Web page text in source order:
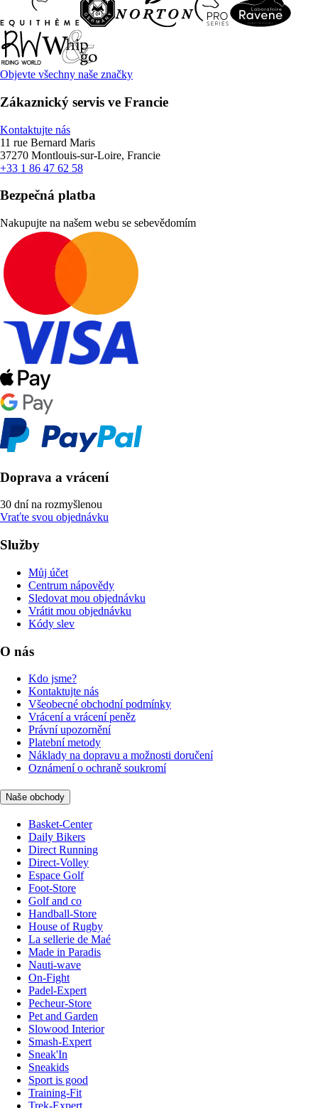
Objevte všechny naše značky
Zákaznický servis ve Francie
Kontaktujte nás
11 rue Bernard Maris
37270 Montlouis-sur-Loire, Francie
+33 1 86 47 62 58
Bezpečná platba
Nakupujte na našem webu se sebevědomím
Doprava a vrácení
30 dní na rozmyšlenou
Vraťte svou objednávku
Služby
Můj účet
Centrum nápovědy
Sledovat mou objednávku
Vrátit mou objednávku
Kódy slev
O nás
Kdo jsme?
Kontaktujte nás
Všeobecné obchodní podmínky
Vrácení a vrácení peněz
Právní upozornění
Platební metody
Náklady na dopravu a možnosti doručení
Oznámení o ochraně soukromí
Naše obchody
Basket-Center
Daily Bikers
Direct Running
Direct-Volley
Espace Golf
Foot-Store
Golf and co
Handball-Store
House of Rugby
La sellerie de Maé
Made in Paradis
Nauti-wave
On-Fight
Padel-Expert
Pecheur-Store
Pet and Garden
Slowood Interior
Smash-Expert
Sneak'In
Sneakids
Sport is good
Training-Fit
Trek-Expert